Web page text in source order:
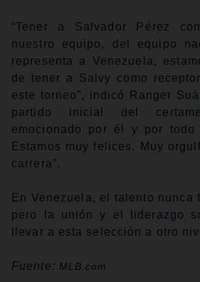
“Tener a Salvador Pérez
nuestro equipo, del equipo
representa a Venezuela,
de tener a Salvy como
este torneo”, indicó Ranger
partido inicial del
emocionado por él y por
Estamos muy felices. Muy
carrera”.
En Venezuela, el talento nunca
pero la unión y el liderazgo
llevar a esta selección a otro
Fuente: MLB.com